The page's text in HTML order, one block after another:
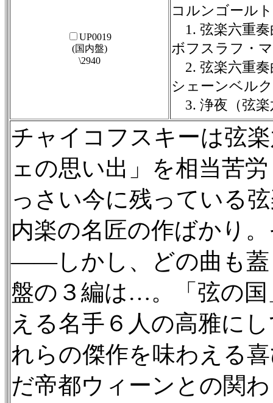
UP0019
(国内盤)
\2940
コルンゴール
1. 弦楽六重奏
ボフスラフ・
2. 弦楽六重奏
シェーンベル
3. 浄夜（弦
チャイコフスキーは弦
ェの思い出」を相当苦
っさい今に残っている
内楽の名匠の作ばかり
——しかし、どの曲も蓋
盤の３編は…。「弦の
える名手６人の高雅に
れらの傑作を味わえる
だ帝都ウィーンとの関